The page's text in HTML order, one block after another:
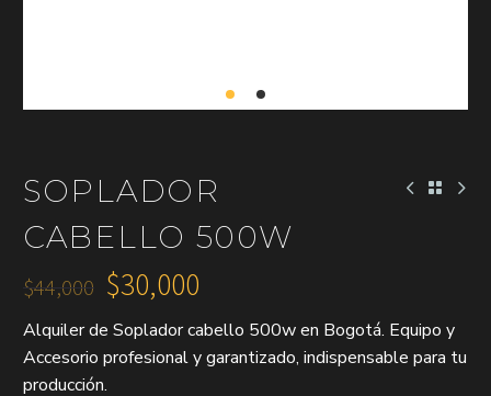
SOPLADOR
CABELLO 500W
$44,000
precio
original
$30,000
precio
actual
Alquiler de Soplador cabello 500w en Bogotá. Equipo y
Accesorio profesional y garantizado, indispensable para tu
producción.